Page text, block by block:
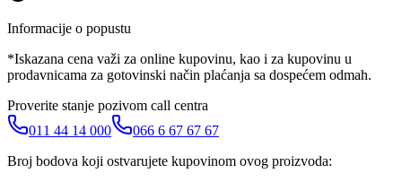
Informacije o popustu
*Iskazana cena važi za online kupovinu, kao i za kupovinu u
prodavnicama za gotovinski način plaćanja sa dospećem odmah.
Proverite stanje pozivom call centra
011 44 14 000
066 6 67 67 67
Broj bodova koji ostvarujete kupovinom ovog proizvoda: